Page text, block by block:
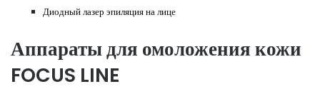
Диодный лазер эпиляция на лице
Аппараты для омоложения кожи
FOCUS LINE